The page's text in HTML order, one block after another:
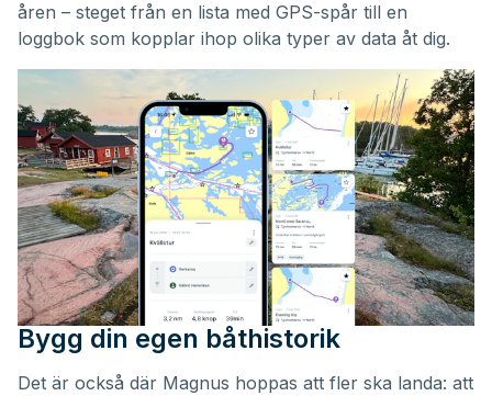
åren – steget från en lista med GPS-spår till en
loggbok som kopplar ihop olika typer av data åt dig.
Bygg din egen båthistorik
Det är också där Magnus hoppas att fler ska landa: att